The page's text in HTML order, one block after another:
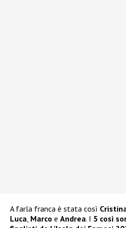
A farla franca è stata così
Luca, Marco e Andrea. I 5 così